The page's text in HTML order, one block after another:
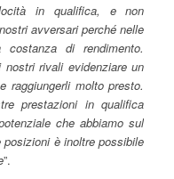
in qualifica, e non
avversari perché nelle
di rendimento.
rivali evidenziare un
raggiungerli molto presto.
prestazioni in qualifica
che abbiamo sul
è inoltre possibile
”.